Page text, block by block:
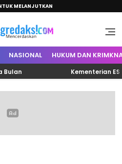
MELANJUTKAN
Redaksi
Mencerdaskan
NASIONAL HUKUM DAN
Kementerian ESDM